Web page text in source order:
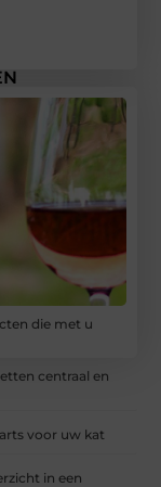
die met u
centraal en
voor uw kat
in een